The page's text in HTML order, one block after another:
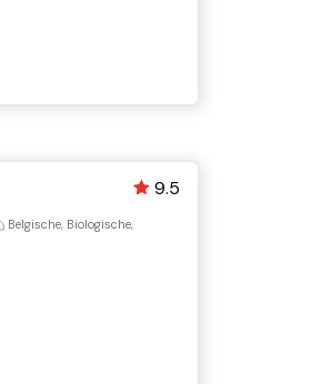
Belgische, Biologische,
9.5